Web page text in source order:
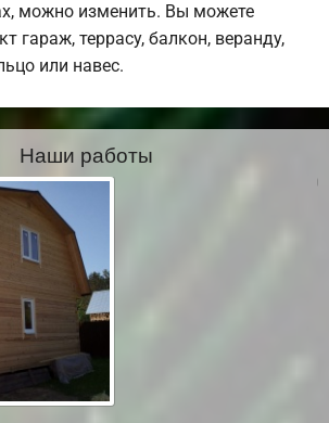
можно изменить. Вы можете
гараж, террасу, балкон, веранду,
или навес.
Наши работы